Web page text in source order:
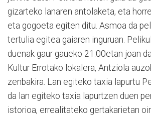
gizarteko lanaren antolaketa, eta
eta gogoeta egiten ditu. Asmoa da
tertulia egitea gaiaren inguruan.
duenak gaur gaueko 21:00etan joan
Kultur Errotako lokalera, Antziola
zenbakira. Lan egiteko taxia lapurtu
da lan egiteko taxia lapurtzen duen
istorioa, errealitateko gertakarietan